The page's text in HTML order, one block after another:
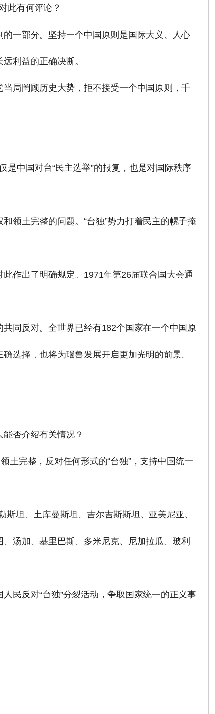
此有何评论？
一部分。坚持一个中国原则是国际大义、人心
利益的正确决断。
局罔顾历史大势，拒不接受一个中国原则，千
是中国对台“民主选举”的报复，也是对国际秩序
领土完整的问题。“台独”势力打着民主的幌子掩
作出了明确规定。1971年第26届联合国大会通
同反对。全世界已经有182个国家在一个中国原
选择，也将为瑙鲁发展开启更加光明的前景。
否介绍有关情况？
土完整，反对任何形式的“台独”，支持中国统一
坦、土库曼斯坦、吉尔吉斯斯坦、亚美尼亚、
汤加、基里巴斯、多米尼克、尼加拉瓜、玻利
民反对“台独”分裂活动，争取国家统一的正义事